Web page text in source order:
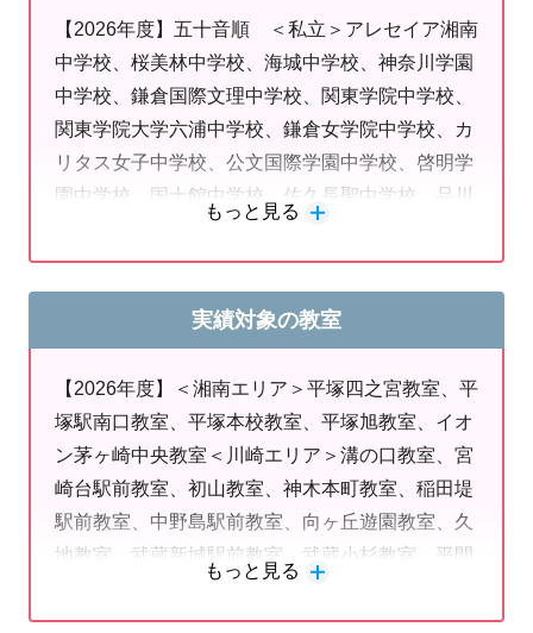
校 ＜湘南エリア＞有馬高校、伊勢原高校、大磯
高校、大船高校、小田原東高校、高浜高校、茅ヶ
崎高校、茅ヶ崎北陵高校、茅ヶ崎西浜高校、鶴嶺
高校、秦野高校、秦野曽屋高校、平塚農商高校、
藤沢清流高校、藤沢西高校 ＜他エリア＞厚木王
子高校、大和西高校、橋本高校 【2026年度：私
高校、英理女子学院高校、大原学園美空高校、大
学院大学附属高校、暁星高校、鵠沼高校、向上高
翔英高校、自由ヶ丘学園高校、城西高校、星槎国
際高校、相洋高校、橘学苑高校、立花学園高校、
多摩大学目黒高校、中央大学附属横浜高校、鶴見
大学附属高校、東京高校、東京実業高校、トキワ
松学園高校、日大鶴ヶ丘高校、日本工業大学駒場
高校、日本体育大学柏高校、白鵬女子高校、日々
【2026年度】五十音順 ＜私立＞アレセイア湘南
中学校、桜美林中学校、海城中学校、神奈川学園
中学校、鎌倉国際文理中学校、関東学院中学校、
関東学院大学六浦中学校、鎌倉女学院中学校、カ
リタス女子中学校、公文国際学園中学校、啓明学
園中学校、国士館中学校、佐久長聖中学校、品川
中学校、逗子開成中学校、聖園女学院中学校、聖
ヨゼフ学園中学校、青稜中学校、捜真女学校中学
校、多摩大聖ヶ丘中学校、中央大学附属横浜中学
中学校、東海大学付属相模中学校、東海大学付属
高輪台中学校、桐光学園中学校、トキワ松学園中
学校、ドルトン東京学園中学校、長崎日本大学学
園中学校、日本工業大学駒場中学校、日本大学中
学校、日本大学第三中学校、日本大学三島中学
校、羽田国際中学校、武南中学校、文教大学付属
もっと見る
実績対象の教室
【2026年度】＜湘南エリア＞平塚四之宮教室、平
塚駅南口教室、平塚本校教室、平塚旭教室、イオ
ン茅ヶ崎中央教室＜川崎エリア＞溝の口教室、宮
崎台駅前教室、初山教室、神木本町教室、稲田堤
駅前教室、中野島駅前教室、向ヶ丘遊園教室、久
地教室、武蔵新城駅前教室、武蔵小杉教室、平間
鳥居教室＜横浜エリア＞たまプラーザ教室、セン
もっと見る